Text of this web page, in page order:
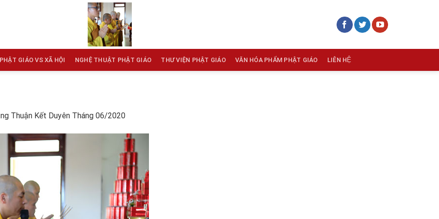
GIÁO VS XÃ HỘI NGHỆ THUẬT PHẬT GIÁO THƯ VIỆN PHẬT GIÁO VĂN HÓA PHẨM PHẬT GIÁO LIÊN HỆ
Thuận Kết Duyên Tháng 06/2020